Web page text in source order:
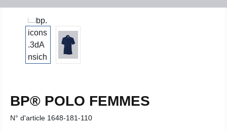
BP® POLO FEMMES
N° d'article 1648-181-110